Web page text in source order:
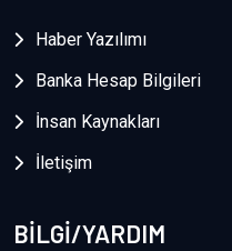
Haber Yazılımı
Banka Hesap Bilgileri
İnsan Kaynakları
İletişim
BİLGİ/YARDIM